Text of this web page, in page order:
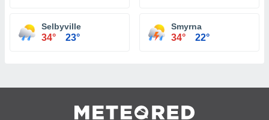
Selbyville
34° 23°
Smyrna
34° 22°